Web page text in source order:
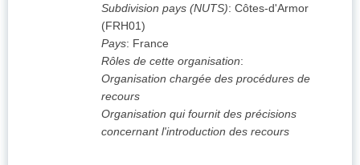
Subdivision pays (NUTS): Côtes-d'Armor
(FRH01)
Pays: France
Rôles de cette organisation:
Organisation chargée des procédures de
recours
Organisation qui fournit des précisions
concernant l'introduction des recours